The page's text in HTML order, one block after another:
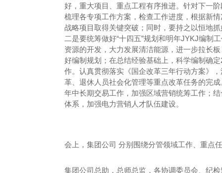
好，重大项目、重点工程有序推进。针对下一
梳理各专项工作方案，检查工作进度，根据新
战略项目取得关键突破；同时，要持之以恒地
二是要统筹做好“十四五”规划和明年JYKJ编制
资源的开发，大力发展清洁能源，进一步拉长
好编制规划；在总结经验基础上，科学编制确
作。认真贯彻落实《国企改革三年行动方案》
革、退休人员社会化管理等重点改革任务的完
年中长期交易工作，加强区域营销统筹工作；
体系，加强电力营销人才队伍建设。
会上，集团公司 分别围绕分管领域工作、重点
集团公司总助，总师总监，各协调委员会、纪